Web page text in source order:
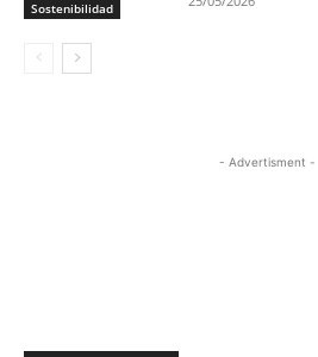
Sostenibilidad
- Advertisment -